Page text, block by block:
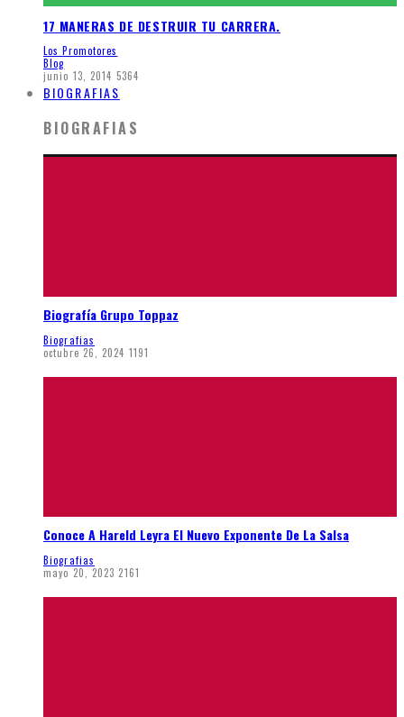
17 MANERAS DE DESTRUIR TU CARRERA.
Los Promotores
Blog
junio 13, 2014 5364
BIOGRAFIAS
BIOGRAFIAS
Biografía Grupo Toppaz
Biografias
octubre 26, 2024 1191
Conoce A Hareld Leyra El Nuevo Exponente De La Salsa
Biografias
mayo 20, 2023 2161